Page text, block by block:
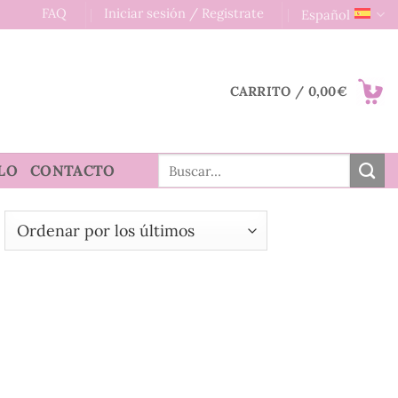
FAQ Iniciar sesión / Registrate Español
CARRITO / 0,00€
CONTACTO
Buscar